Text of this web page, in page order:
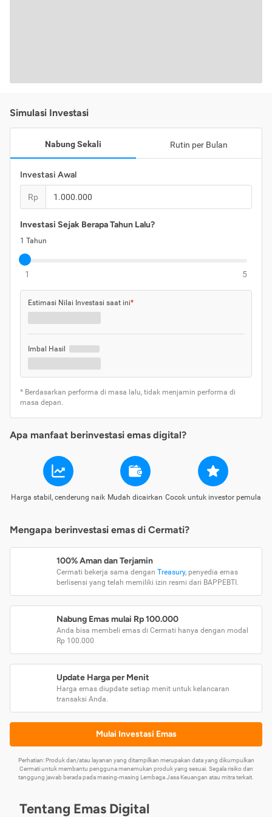
Simulasi Investasi
Nabung Sekali Rutin per Bulan
Investasi Awal
Rp
Investasi Sejak Berapa Tahun Lalu?
1 Tahun
1 5
Estimasi Nilai Investasi saat ini*
Imbal Hasil
* Berdasarkan performa di masa lalu, tidak menjamin performa di
masa depan.
Apa manfaat berinvestasi emas digital?
Harga stabil, cenderung naik Mudah dicairkan Cocok untuk investor pemula
Mengapa berinvestasi emas di Cermati?
100% Aman dan Terjamin
Cermati bekerja sama dengan Treasury, penyedia emas
berlisensi yang telah memiliki izin resmi dari BAPPEBTI.
Nabung Emas mulai Rp 100.000
Anda bisa membeli emas di Cermati hanya dengan modal
Rp 100.000
Update Harga per Menit
Harga emas diupdate setiap menit untuk kelancaran
transaksi Anda.
Mulai Investasi Emas
Perhatian: Produk dan/atau layanan yang ditampilkan merupakan data yang dikumpulkan
Cermati untuk membantu pengguna menemukan produk yang sesuai. Segala risiko dan
tanggung jawab berada pada masing-masing Lembaga Jasa Keuangan atau mitra terkait.
Tentang Emas Digital